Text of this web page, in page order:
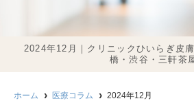
2024年12月｜クリニックひいらぎ皮
橋・渋谷・三軒茶
ホーム 医療コラム 2024年12月